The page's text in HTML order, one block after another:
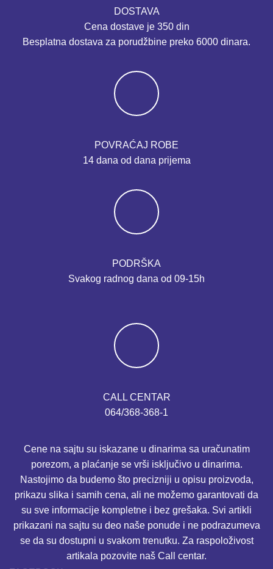
DOSTAVA
Cena dostave je 350 din
Besplatna dostava za porudžbine preko 6000 dinara.
POVRAĆAJ ROBE
14 dana od dana prijema
PODRŠKA
Svakog radnog dana od 09-15h
CALL CENTAR
064/368-368-1
Cene na sajtu su iskazane u dinarima sa uračunatim
porezom, a plaćanje se vrši isključivo u dinarima.
Nastojimo da budemo što precizniji u opisu proizvoda,
prikazu slika i samih cena, ali ne možemo garantovati da
su sve informacije kompletne i bez grešaka. Svi artikli
prikazani na sajtu su deo naše ponude i ne podrazumeva
se da su dostupni u svakom trenutku. Za raspoloživost
artikala pozovite naš Call centar.